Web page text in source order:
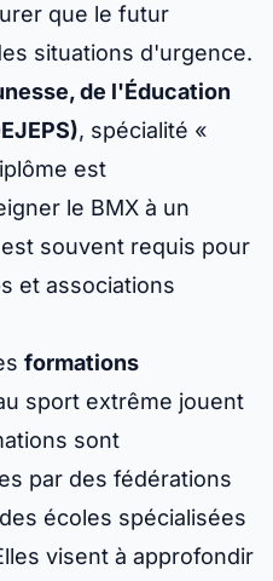
que le futur
situations d'urgence.
de l'Éducation
, spécialité «
est
le BMX à un
souvent requis pour
et associations
formations
sport extrême jouent
sont
par des fédérations
écoles spécialisées
visent à approfondir